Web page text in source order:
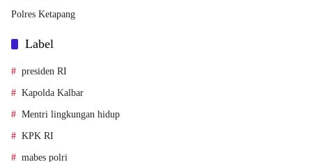
Polres Ketapang
Label
presiden RI
Kapolda Kalbar
Mentri lingkungan hidup
KPK RI
mabes polri